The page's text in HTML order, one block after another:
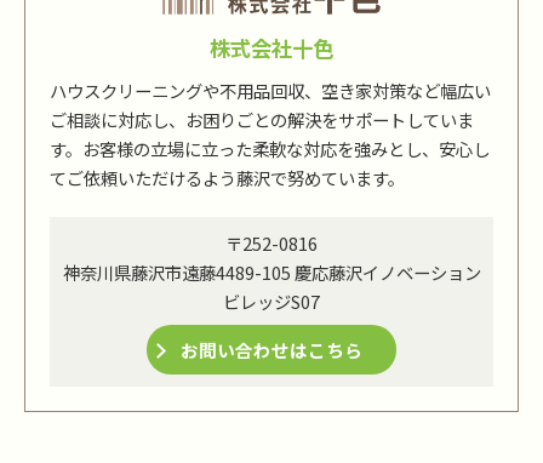
株式会社十色
ハウスクリーニングや不用品回収、空き家対策など幅広い
ご相談に対応し、お困りごとの解決をサポートしていま
す。お客様の立場に立った柔軟な対応を強みとし、安心し
てご依頼いただけるよう藤沢で努めています。
〒252-0816
神奈川県藤沢市遠藤4489-105 慶応藤沢イノベーション
ビレッジS07
お問い合わせはこちら